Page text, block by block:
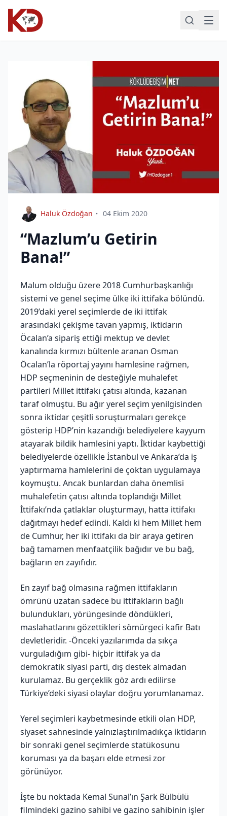
Haluk Özdoğan 04 Ekim 2020
“Mazlum’u Getirin
Bana!”
Malum olduğu üzere 2018 Cumhurbaşkanlığı
sistemi ve genel seçime ülke iki ittifaka bölündü.
2019’daki yerel seçimlerde de iki ittifak
arasındaki çekişme tavan yapmış, iktidarın
Öcalan’a sipariş ettiği mektup ve devlet
kanalında kırmızı bültenle aranan Osman
Öcalan’la röportaj yayını hamlesine rağmen,
HDP seçmeninin de desteğiyle muhalefet
partileri Millet ittifakı çatısı altında, kazanan
taraf olmuştu. Bu ağır yerel seçim yenilgisinden
sonra iktidar çeşitli soruşturmaları gerekçe
gösterip HDP’nin kazandığı belediyelere kayyum
atayarak bildik hamlesini yaptı. İktidar kaybettiği
belediyelerde özellikle İstanbul ve Ankara’da iş
yaptırmama hamlelerini de çoktan uygulamaya
koymuştu. Ancak bunlardan daha önemlisi
muhalefetin çatısı altında toplandığı Millet
İttifakı’nda çatlaklar oluşturmayı, hatta ittifakı
dağıtmayı hedef edindi. Kaldı ki hem Millet hem
de Cumhur, her iki ittifakı da bir araya getiren
bağ tamamen menfaatçilik bağıdır ve bu bağ,
bağların en zayıfıdır.
En zayıf bağ olmasına rağmen ittifakların
ömrünü uzatan sadece bu ittifakların bağlı
bulundukları, yörüngesinde döndükleri,
maslahatlarını gözettikleri sömürgeci kafir Batı
devletleridir. -Önceki yazılarımda da sıkça
vurguladığım gibi- hiçbir ittifak ya da
demokratik siyasi parti, dış destek almadan
kurulamaz. Bu gerçeklik göz ardı edilirse
Türkiye’deki siyasi olaylar doğru yorumlanamaz.
Yerel seçimleri kaybetmesinde etkili olan HDP,
siyaset sahnesinde yalnızlaştırılmadıkça iktidarın
bir sonraki genel seçimlerde statükosunu
koruması ya da başarı elde etmesi zor
görünüyor.
İşte bu noktada Kemal Sunal’ın Şark Bülbülü
filmindeki gazino sahibi ve gazino sahibinin işler